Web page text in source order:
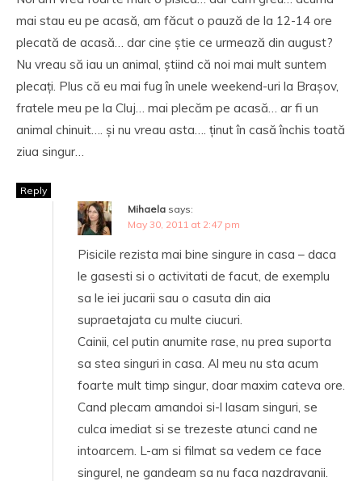
mai stau eu pe acasă, am făcut o pauză de la 12-14 ore
plecată de acasă… dar cine știe ce urmează din august?
Nu vreau să iau un animal, știind că noi mai mult suntem
plecați. Plus că eu mai fug în unele weekend-uri la Brașov,
fratele meu pe la Cluj… mai plecăm pe acasă… ar fi un
animal chinuit…. și nu vreau asta…. ținut în casă închis toată
ziua singur…
Reply
Mihaela says:
May 30, 2011 at 2:47 pm
Pisicile rezista mai bine singure in casa – daca
le gasesti si o activitati de facut, de exemplu
sa le iei jucarii sau o casuta din aia
supraetajata cu multe ciucuri.
Cainii, cel putin anumite rase, nu prea suporta
sa stea singuri in casa. Al meu nu sta acum
foarte mult timp singur, doar maxim cateva ore.
Cand plecam amandoi si-l lasam singuri, se
culca imediat si se trezeste atunci cand ne
intoarcem. L-am si filmat sa vedem ce face
singurel, ne gandeam sa nu faca nazdravanii.